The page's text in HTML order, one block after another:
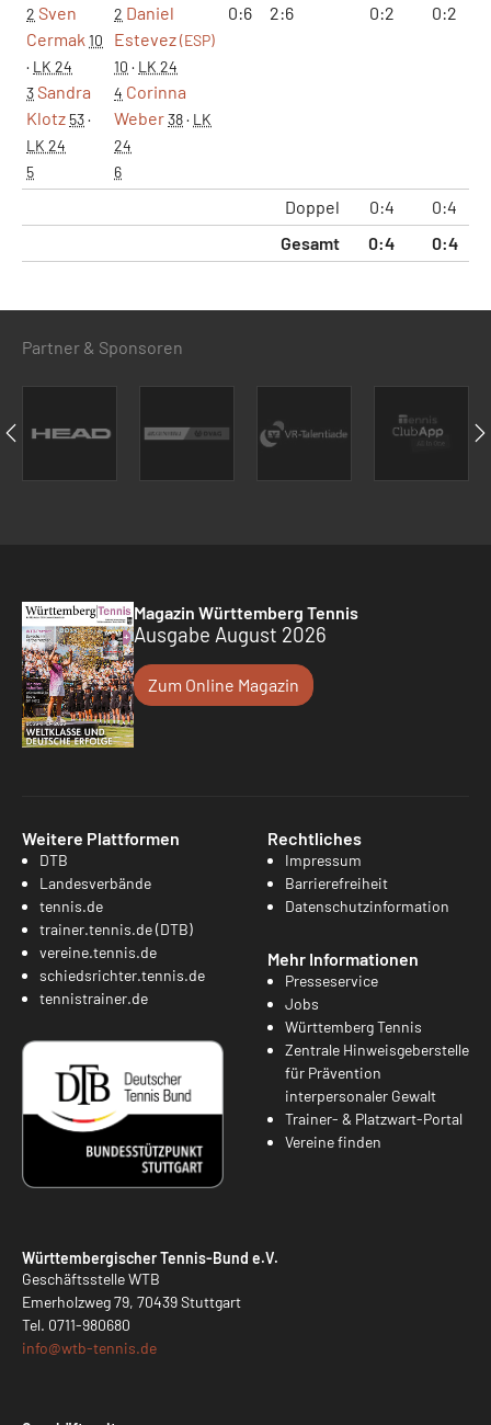
2 Sven
Cermak 10
· LK 24
3Sandra
Klotz 53·
LK 24
5
2 Daniel
Estevez(ESP)
10 · LK 24
4 Corinna
Weber38· LK
24
6
0:6 2:6 0:2 0:2
Doppel 0:4 0:4
Gesamt
0:4 0:4
Partner & Sponsoren
Magazin Württemberg Tennis
Ausgabe August 2026
Zum Online Magazin
Weitere Plattformen
DTB
Landesverbände
tennis.de
trainer.tennis.de (DTB)
vereine.tennis.de
schiedsrichter.tennis.de
tennistrainer.de
Rechtliches
Impressum
Barrierefreiheit
Datenschutzinformation
Mehr Informationen
Presseservice
Jobs
Württemberg Tennis
Zentrale Hinweisgeberstelle
für Prävention
interpersonaler Gewalt
Trainer- & Platzwart-Portal
Vereine finden
Württembergischer Tennis-Bund e.V.
Geschäftsstelle WTB
Emerholzweg 79, 70439 Stuttgart
Tel. 0711-980680
info@wtb-tennis.de